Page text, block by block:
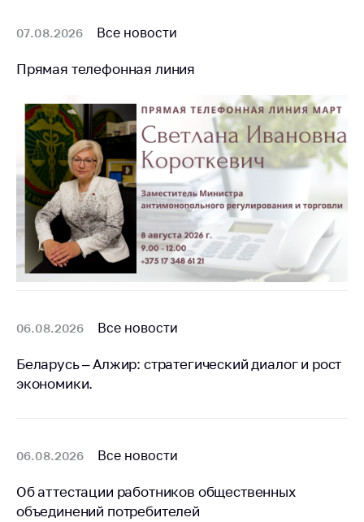
рекламной
Международное
Применение мер
нетарифного
регулирования
Биржевая торговля
Выставочная
деятельность в
Республике
Беларусь
данных
Новости
граждан и юр. лиц
Прямaя телефоннaя
линия
07.08.2026 Все новости
Прямая телефонная линия
06.08.2026 Все новости
Беларусь – Алжир: стратегический диалог и рост
экономики.
06.08.2026 Все новости
Об аттестации работников общественных
объединений потребителей